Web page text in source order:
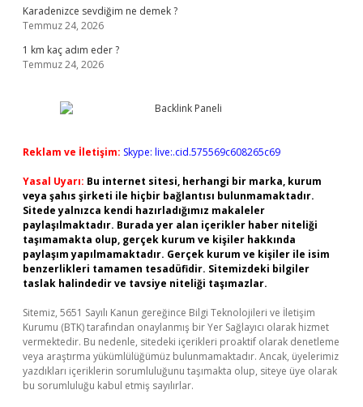
Karadenizce sevdiğim ne demek ?
Temmuz 24, 2026
1 km kaç adım eder ?
Temmuz 24, 2026
Reklam ve İletişim: Skype: live:.cid.575569c608265c69
Yasal Uyarı: Bu internet sitesi, herhangi bir marka, kurum
veya şahıs şirketi ile hiçbir bağlantısı bulunmamaktadır.
Sitede yalnızca kendi hazırladığımız makaleler
paylaşılmaktadır. Burada yer alan içerikler haber niteliği
taşımamakta olup, gerçek kurum ve kişiler hakkında
paylaşım yapılmamaktadır. Gerçek kurum ve kişiler ile isim
benzerlikleri tamamen tesadüfidir. Sitemizdeki bilgiler
taslak halindedir ve tavsiye niteliği taşımazlar.
Sitemiz, 5651 Sayılı Kanun gereğince Bilgi Teknolojileri ve İletişim
Kurumu (BTK) tarafından onaylanmış bir Yer Sağlayıcı olarak hizmet
vermektedir. Bu nedenle, sitedeki içerikleri proaktif olarak denetleme
veya araştırma yükümlülüğümüz bulunmamaktadır. Ancak, üyelerimiz
yazdıkları içeriklerin sorumluluğunu taşımakta olup, siteye üye olarak
bu sorumluluğu kabul etmiş sayılırlar.